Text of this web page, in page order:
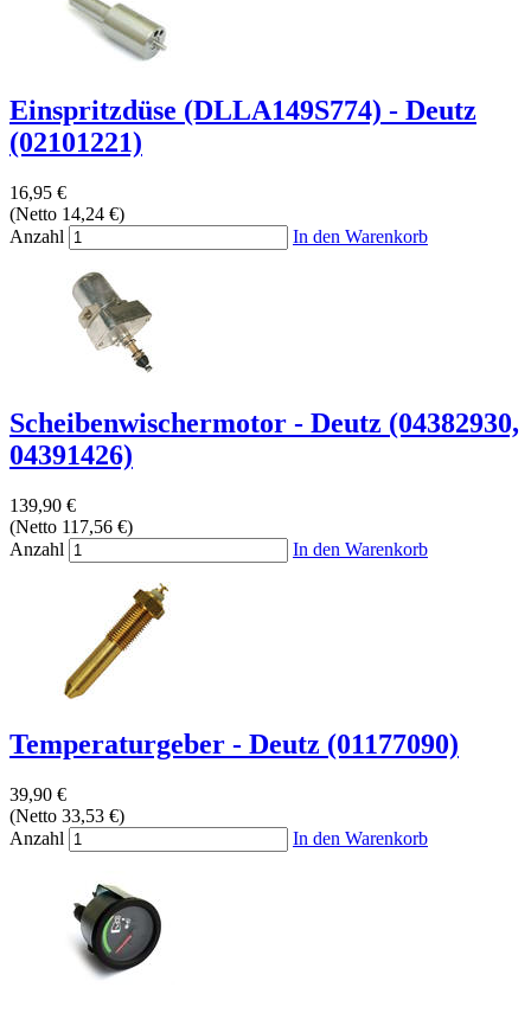
Einspritzdüse (DLLA149S774) - Deutz
(02101221)
16,95 €
(Netto 14,24 €)
Anzahl
In den Warenkorb
Scheibenwischermotor - Deutz (04382930,
04391426)
139,90 €
(Netto 117,56 €)
Anzahl
In den Warenkorb
Temperaturgeber - Deutz (01177090)
39,90 €
(Netto 33,53 €)
Anzahl
In den Warenkorb